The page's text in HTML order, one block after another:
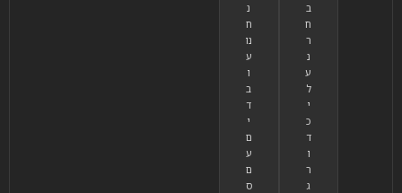
ב
ח
ר
נ
ע
ל
י
כ
ד
ו
ר
ג
נ
ח
נו
ע
ו
ב
ד
י
ם
ע
ם
ס